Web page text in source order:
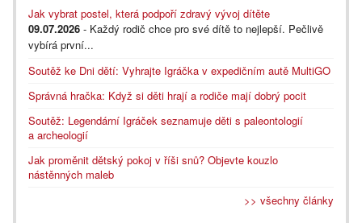
Jak vybrat postel, která podpoří zdravý vývoj dítěte
09.07.2026 - Každý rodič chce pro své dítě to nejlepší. Pečlivě
vybírá první...
Soutěž ke Dni dětí: Vyhrajte Igráčka v expedičním autě MultiGO
Správná hračka: Když si děti hrají a rodiče mají dobrý pocit
Soutěž: Legendární Igráček seznamuje děti s paleontologií
a archeologií
Jak proměnit dětský pokoj v říši snů? Objevte kouzlo
nástěnných maleb
>> všechny články